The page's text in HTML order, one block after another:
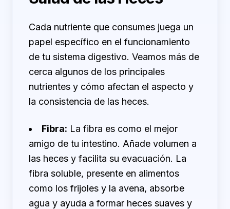
Cada nutriente que consumes juega un
papel específico en el funcionamiento
de tu sistema digestivo. Veamos más de
cerca algunos de los principales
nutrientes y cómo afectan el aspecto y
la consistencia de las heces.
Fibra: La fibra es como el mejor
amigo de tu intestino. Añade volumen a
las heces y facilita su evacuación. La
fibra soluble, presente en alimentos
como los frijoles y la avena, absorbe
agua y ayuda a formar heces suaves y